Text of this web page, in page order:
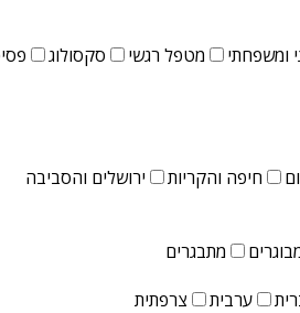
ומשפחתי מטפל רגשי סקסולוג
חיפה והקריות ירושלים והסביבה
מתבגרים
ערבית צרפתית